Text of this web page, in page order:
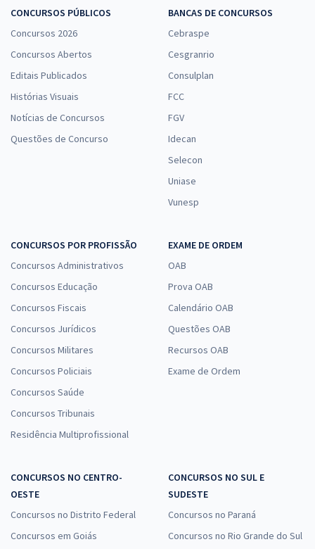
CONCURSOS PÚBLICOS
Concursos 2026
Concursos Abertos
Editais Publicados
Histórias Visuais
Notícias de Concursos
Questões de Concurso
BANCAS DE CONCURSOS
Cebraspe
Cesgranrio
Consulplan
FCC
FGV
Idecan
Selecon
Uniase
Vunesp
CONCURSOS POR PROFISSÃO
Concursos Administrativos
Concursos Educação
Concursos Fiscais
Concursos Jurídicos
Concursos Militares
Concursos Policiais
Concursos Saúde
Concursos Tribunais
Residência Multiprofissional
EXAME DE ORDEM
OAB
Prova OAB
Calendário OAB
Questões OAB
Recursos OAB
Exame de Ordem
CONCURSOS NO CENTRO-
OESTE
Concursos no Distrito Federal
Concursos em Goiás
CONCURSOS NO SUL E
SUDESTE
Concursos no Paraná
Concursos no Rio Grande do Sul